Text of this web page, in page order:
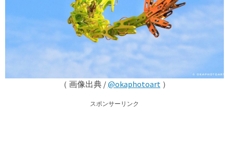
（ 画像出典 /@okaphotoart）
スポンサーリンク